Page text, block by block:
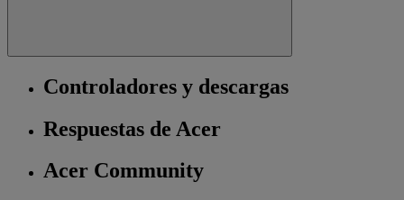
Controladores y descargas
Respuestas de Acer
Acer Community